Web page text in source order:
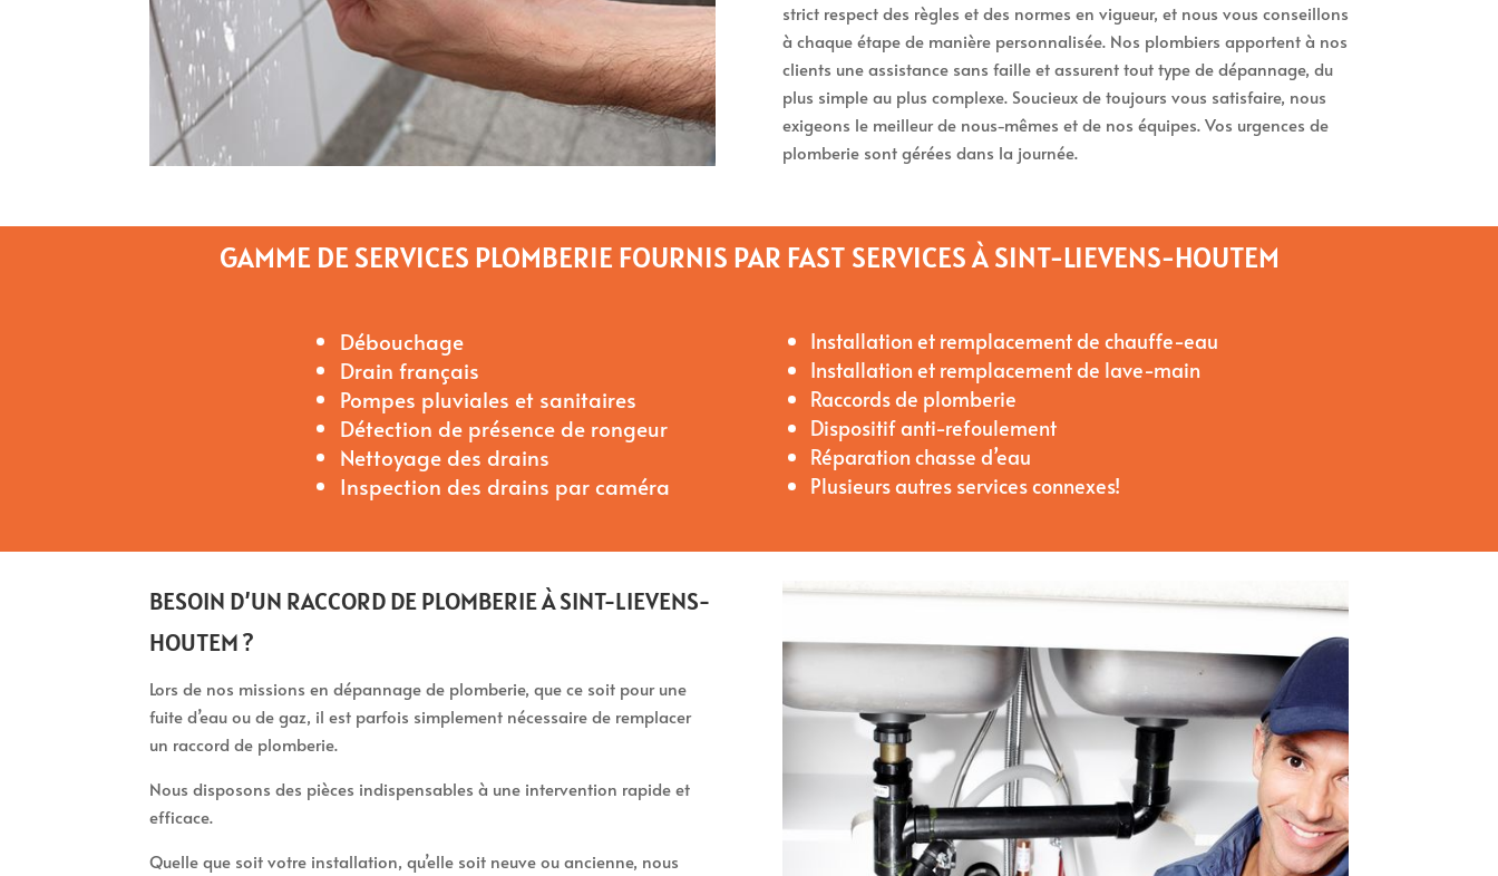
strict respect des règles et des normes en vigueur, et nous vous conseillons
à chaque étape de manière personnalisée. Nos plombiers apportent à nos
clients une assistance sans faille et assurent tout type de dépannage, du
plus simple au plus complexe. Soucieux de toujours vous satisfaire, nous
exigeons le meilleur de nous-mêmes et de nos équipes. Vos urgences de
plomberie sont gérées dans la journée.
GAMME DE SERVICES PLOMBERIE FOURNIS PAR FAST SERVICES À SINT-LIEVENS-HOUTEM
Débouchage
Drain français
Pompes pluviales et sanitaires
Détection de présence de rongeur
Nettoyage des drains
Inspection des drains par caméra
Installation et remplacement de chauffe-eau
Installation et remplacement de lave-main
Raccords de plomberie
Dispositif anti-refoulement
Réparation chasse d’eau
Plusieurs autres services connexes!
BESOIN D’UN RACCORD DE PLOMBERIE À SINT-LIEVENS-
HOUTEM ?
Lors de nos missions en dépannage de plomberie, que ce soit pour une
fuite d’eau ou de gaz, il est parfois simplement nécessaire de remplacer
un raccord de plomberie.
Nous disposons des pièces indispensables à une intervention rapide et
efficace.
Quelle que soit votre installation, qu’elle soit neuve ou ancienne, nous